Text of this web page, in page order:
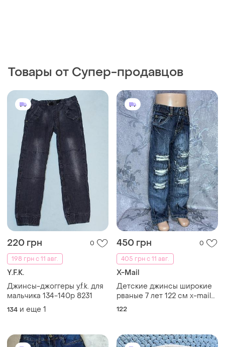
Товары от Супер-продавцов
220 грн
0
198 грн с 11 авг.
Y.F.K.
Джинсы-джоггеры y.f.k. для
мальчика 134-140р 8231
134 и еще 1
450 грн
0
405 грн с 11 авг.
X-Mail
Детские джинсы широкие
рваные 7 лет 122 см x-mail
серые стильные деним
уличный урбанистический
y2k стиль
122